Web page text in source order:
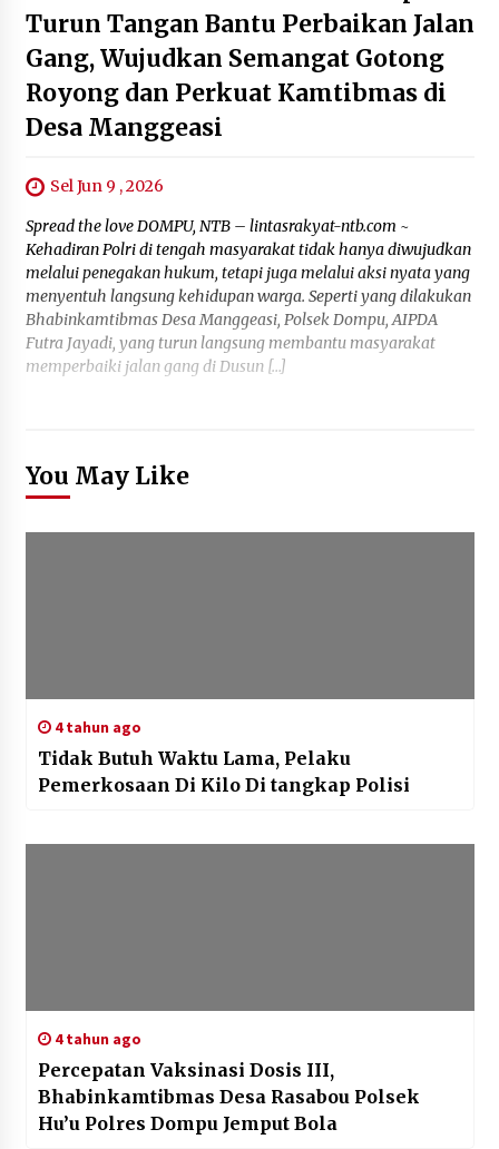
Turun Tangan Bantu Perbaikan Jalan
Gang, Wujudkan Semangat Gotong
Royong dan Perkuat Kamtibmas di
Desa Manggeasi
Sel Jun 9 , 2026
Spread the love DOMPU, NTB – lintasrakyat-ntb.com ~
Kehadiran Polri di tengah masyarakat tidak hanya diwujudkan
melalui penegakan hukum, tetapi juga melalui aksi nyata yang
menyentuh langsung kehidupan warga. Seperti yang dilakukan
Bhabinkamtibmas Desa Manggeasi, Polsek Dompu, AIPDA
Futra Jayadi, yang turun langsung membantu masyarakat
memperbaiki jalan gang di Dusun […]
You May Like
4 tahun ago
Tidak Butuh Waktu Lama, Pelaku
Pemerkosaan Di Kilo Di tangkap Polisi
4 tahun ago
Percepatan Vaksinasi Dosis III,
Bhabinkamtibmas Desa Rasabou Polsek
Hu’u Polres Dompu Jemput Bola